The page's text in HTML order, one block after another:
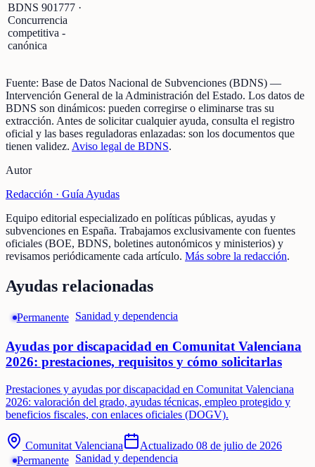
BDNS 901777 ·
Concurrencia
competitiva -
canónica
Fuente: Base de Datos Nacional de Subvenciones (BDNS) —
Intervención General de la Administración del Estado. Los datos de
BDNS son dinámicos: pueden corregirse o eliminarse tras su
extracción. Antes de solicitar cualquier ayuda, consulta el registro
oficial y las bases reguladoras enlazadas: son los documentos que
tienen validez. Aviso legal de BDNS.
Autor
Redacción · Guía Ayudas
Equipo editorial especializado en políticas públicas, ayudas y
subvenciones en España. Trabajamos exclusivamente con fuentes
oficiales (BOE, BDNS, boletines autonómicos y ministerios) y
revisamos periódicamente cada artículo. Más sobre la redacción.
Ayudas relacionadas
Permanente Sanidad y dependencia
Ayudas por discapacidad en Comunitat Valenciana
2026: prestaciones, requisitos y cómo solicitarlas
Prestaciones y ayudas por discapacidad en Comunitat Valenciana
2026: valoración del grado, ayudas técnicas, empleo protegido y
beneficios fiscales, con enlaces oficiales (DOGV).
Comunitat Valenciana Actualizado 08 de julio de 2026
Permanente
Sanidad y dependencia